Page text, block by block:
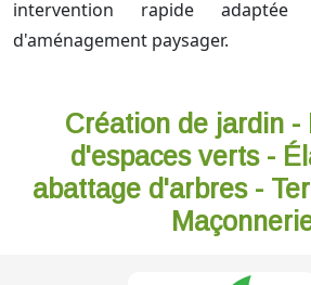
intervention rapide
d'aménagement paysager.
Création de jardin -
d'espaces verts -
abattage d'arbres -